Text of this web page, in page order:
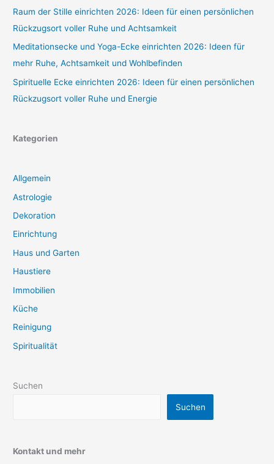
Raum der Stille einrichten 2026: Ideen für einen persönlichen
Rückzugsort voller Ruhe und Achtsamkeit
Meditationsecke und Yoga-Ecke einrichten 2026: Ideen für
mehr Ruhe, Achtsamkeit und Wohlbefinden
Spirituelle Ecke einrichten 2026: Ideen für einen persönlichen
Rückzugsort voller Ruhe und Energie
Kategorien
Allgemein
Astrologie
Dekoration
Einrichtung
Haus und Garten
Haustiere
Immobilien
Küche
Reinigung
Spiritualität
Suchen
Suchen
Kontakt und mehr